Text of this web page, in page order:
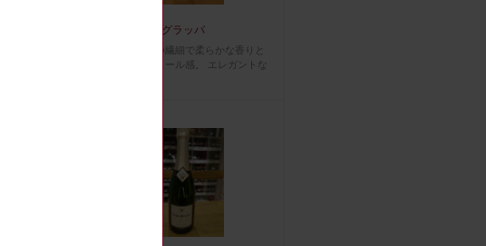
グラッパ
グレーラが持つ繊細で柔らかな香りと
クリアなアルコール感。 エレガントな